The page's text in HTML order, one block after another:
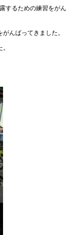
するための練習をがん
んばってきました。